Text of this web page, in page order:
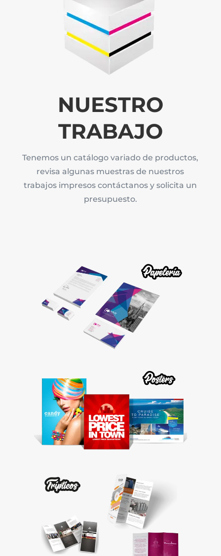
NUESTRO
TRABAJO
Tenemos un catálogo variado de productos,
revisa algunas muestras de nuestros
trabajos impresos contáctanos y solicita un
presupuesto.